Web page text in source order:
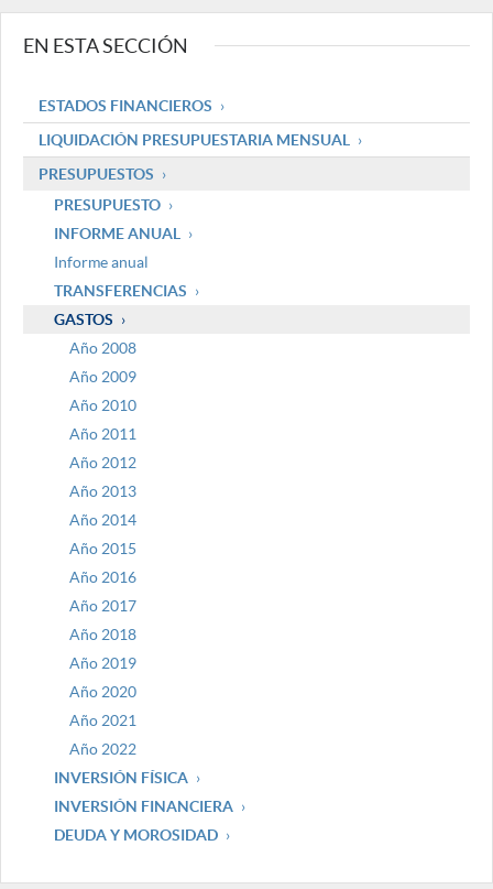
EN ESTA SECCIÓN
ESTADOS FINANCIEROS
LIQUIDACIÓN PRESUPUESTARIA MENSUAL
PRESUPUESTOS
PRESUPUESTO
INFORME ANUAL
Informe anual
TRANSFERENCIAS
GASTOS
Año 2008
Año 2009
Año 2010
Año 2011
Año 2012
Año 2013
Año 2014
Año 2015
Año 2016
Año 2017
Año 2018
Año 2019
Año 2020
Año 2021
Año 2022
INVERSIÓN FÍSICA
INVERSIÓN FINANCIERA
DEUDA Y MOROSIDAD